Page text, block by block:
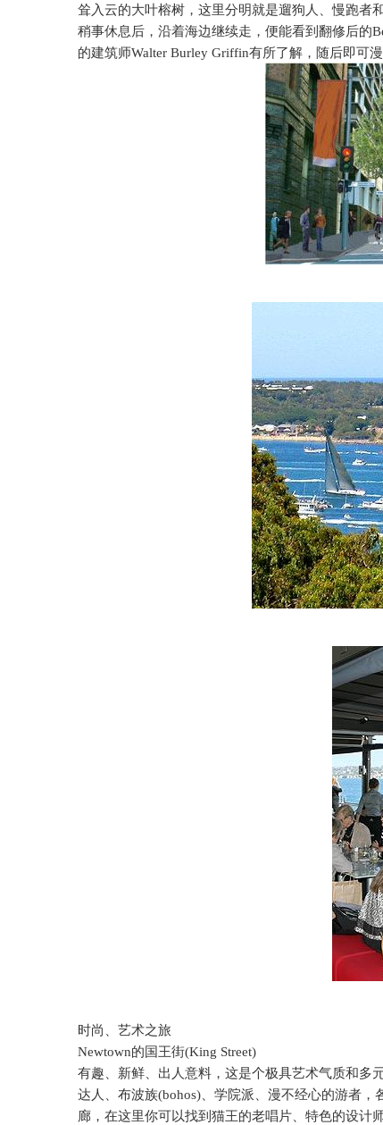
耸入云的大叶榕树，这里分明就是遛狗人、慢跑者
稍事休息后，沿着海边继续走，便能看到翻修后的
的建筑师Walter Burley Griffin有所了解，随后即可
时尚、艺术之旅
Newtown的国王街(King Street)
有趣、新鲜、出人意料，这是个极具艺术气质和
达人、布波族(bohos) 、学院派、漫不经心的游者
廊，在这里你可以找到猫王的老唱片、特色的设计